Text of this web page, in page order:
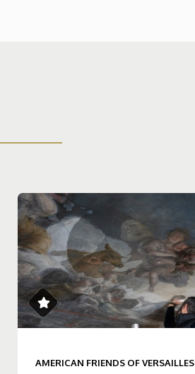
AMERICAN FRIENDS OF VERSAILLES